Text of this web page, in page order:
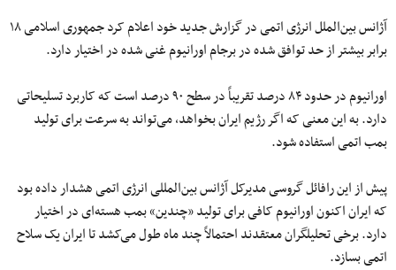
آژانس بین‌الملل انرژی اتمی در گزارش جدید خود اعلام کرد جمهوری اسلامی ۱۸
برابر بیشتر از حد توافق شده در برجام اورانیوم غنی شده در اختیار دارد.
اورانیوم در حدود ۸۴ درصد تقریباً در سطح ۹۰ درصد است که کاربرد تسلیحاتی
دارد. به این معنی که اگر رژیم ایران بخواهد، می‌تواند به سرعت برای تولید
بمب اتمی استفاده شود.
پیش از این رافائل گروسی مدیرکل آژانس بین‌المللی انرژی اتمی هشدار داده بود
که ایران اکنون اورانیوم کافی برای تولید «چندین» بمب هسته‌ای در اختیار
دارد. برخی تحلیلگران معتقدند احتمالاً چند ماه طول می‌کشد تا ایران یک سلاح
اتمی بسازد.